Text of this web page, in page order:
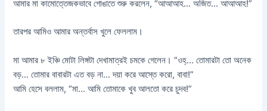
আমার মা কামোত্তেজকভাবে গোঙাতে শুরু করলেন, “আআআহ… অজিত… আআআহ!”
তারপর আমিও আমার অন্তর্বাস খুলে ফেললাম।
মা আমার ৮ ইঞ্চি মোটা লিঙ্গটা দেখামাত্রই চমকে গেলেন। “ওহ্‌… তোমারটা তো অনেক
বড়… তোমার বাবারটা এত বড় না… দয়া করে আস্তে করো, বাবা!”
আমি হেসে বললাম, “মা… আমি তোমাকে খুব আলতো করে চুদব!”